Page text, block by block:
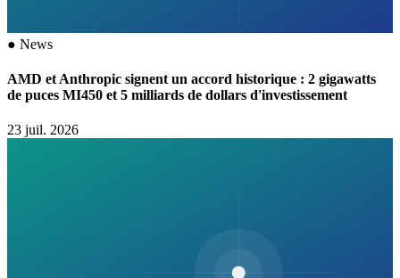
● News
AMD et Anthropic signent un accord historique : 2 gigawatts
de puces MI450 et 5 milliards de dollars d'investissement
23 juil. 2026